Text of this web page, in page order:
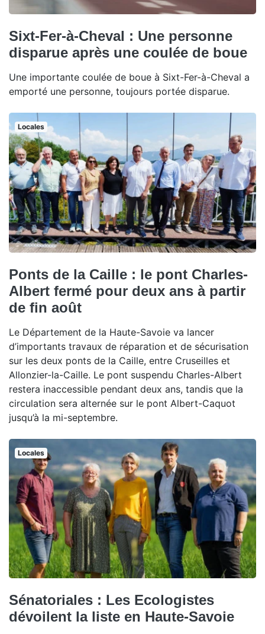
Sixt-Fer-à-Cheval : Une personne
disparue après une coulée de boue
Une importante coulée de boue à Sixt-Fer-à-Cheval a
emporté une personne, toujours portée disparue.
Locales
Ponts de la Caille : le pont Charles-
Albert fermé pour deux ans à partir
de fin août
Le Département de la Haute-Savoie va lancer
d’importants travaux de réparation et de sécurisation
sur les deux ponts de la Caille, entre Cruseilles et
Allonzier-la-Caille. Le pont suspendu Charles-Albert
restera inaccessible pendant deux ans, tandis que la
circulation sera alternée sur le pont Albert-Caquot
jusqu’à la mi-septembre.
Locales
Sénatoriales : Les Ecologistes
dévoilent la liste en Haute-Savoie